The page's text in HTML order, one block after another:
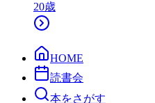
20歳
HOME
読書会
本をさがす